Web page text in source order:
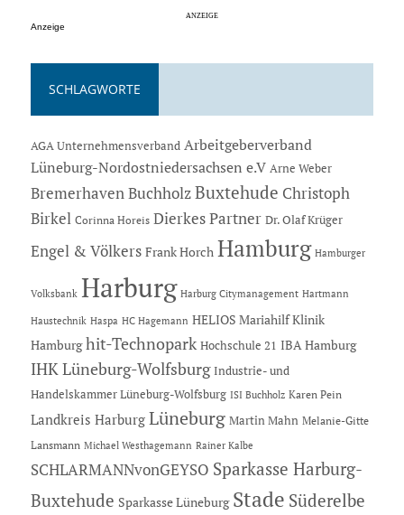
Anzeige
SCHLAGWORTE
AGA Unternehmensverband Arbeitgeberverband
Lüneburg-Nordostniedersachsen e.V Arne Weber
Bremerhaven Buchholz Buxtehude Christoph
Birkel Corinna Horeis Dierkes Partner Dr. Olaf Krüger
Engel & Völkers Frank Horch Hamburg Hamburger
Volksbank Harburg Harburg Citymanagement Hartmann
Haustechnik Haspa HC Hagemann HELIOS Mariahilf Klinik
Hamburg hit-Technopark Hochschule 21 IBA Hamburg
IHK Lüneburg-Wolfsburg Industrie- und
Handelskammer Lüneburg-Wolfsburg ISI Buchholz Karen Pein
Landkreis Harburg Lüneburg Martin Mahn Melanie-Gitte
Lansmann Michael Westhagemann Rainer Kalbe
SCHLARMANNvonGEYSO Sparkasse Harburg-
Buxtehude Sparkasse Lüneburg Stade Süderelbe